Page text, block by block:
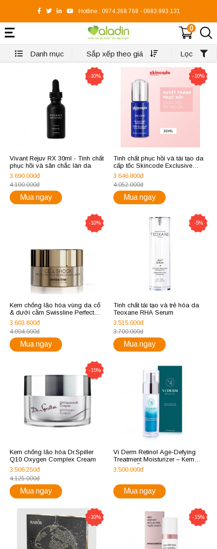
Hotline : 0974.368.768 - 0983.993.131
0
Danh mục Sắp xếp theo giá Lọc
-10%
Vivant Rejuv RX 30ml - Tinh chất
phục hồi và săn chắc làn da
3.690.000đ
4.100.000đ
Mua ngay
-10%
Tinh chất phục hồi và tái tạo da
cấp tốc Skincode Exclusive
Cellular Power Concentrate
3.646.800đ
4.052.000đ
Mua ngay
-10%
Kem chống lão hóa vùng da cổ
& dưới cằm Swissline Perfect
Profile Remodeling Cream
3.603.600đ
4.004.000đ
Mua ngay
-5%
Tinh chất tái tạo và trẻ hóa da
Teoxane RHA Serum
3.515.000đ
3.700.000đ
Mua ngay
-15%
Kem chống lão hóa Dr.Spiller
Q10 Oxygen Complex Cream
3.506.250đ
4.125.000đ
Mua ngay
Vi Derm Retinol Age-Defying
Treatment Moisturizer – Kem
Dưỡng Ẩm, Chống Lão Hóa
Toàn Diện 50ml
3.500.000đ
Mua ngay
-10% -15%